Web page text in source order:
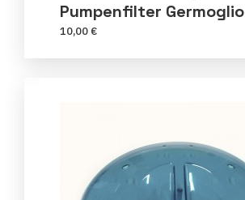
Pumpenfilter Germoglio
10,00 €